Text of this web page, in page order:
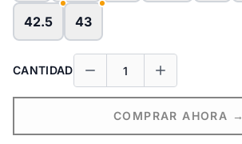
42.5 43
CANTIDAD
COMPRAR AHORA →